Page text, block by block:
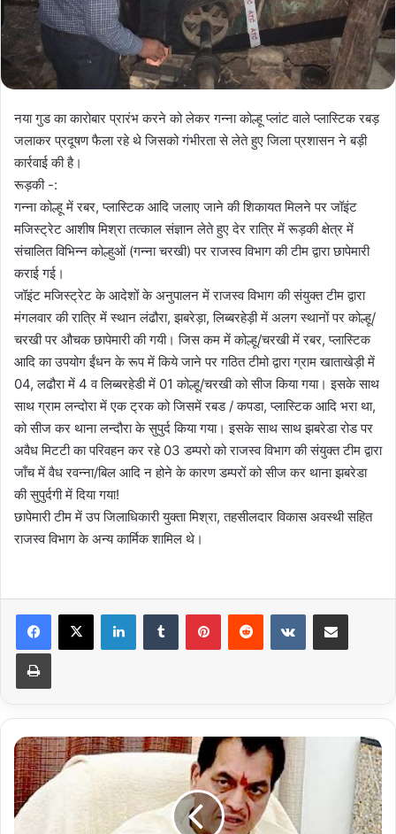
नया गुड का कारोबार प्रारंभ करने को लेकर गन्ना कोल्हू प्लांट वाले प्लास्टिक रबड़
जलाकर प्रदूषण फैला रहे थे जिसको गंभीरता से लेते हुए जिला प्रशासन ने बड़ी
कार्रवाई की है।
रूड़की -:
गन्ना कोल्हू में रबर, प्लास्टिक आदि जलाए जाने की शिकायत मिलने पर जॉइंट
मजिस्ट्रेट आशीष मिश्रा तत्काल संज्ञान लेते हुए देर रात्रि में रूड़की क्षेत्र में
संचालित विभिन्न कोल्हुओं (गन्ना चरखी) पर राजस्व विभाग की टीम द्वारा छापेमारी
कराई गई।
जॉइंट मजिस्ट्रेट के आदेशों के अनुपालन में राजस्व विभाग की संयुक्त टीम द्वारा
मंगलवार की रात्रि में स्थान लंढौरा, झबरेड़ा, लिब्बरहेड़ी में अलग स्थानों पर कोल्हू/
चरखी पर औचक छापेमारी की गयी। जिस कम में कोल्हू/चरखी में रबर, प्लास्टिक
आदि का उपयोग ईंधन के रूप में किये जाने पर गठित टीमो द्वारा ग्राम खाताखेड़ी में
04, लढौरा में 4 व लिब्बरहेडी में 01 कोल्हू/चरखी को सीज किया गया। इसके साथ
साथ ग्राम लन्दोरा में एक ट्रक को जिसमें रबड / कपडा, प्लास्टिक आदि भरा था,
को सीज कर थाना लन्दौरा के सुपुर्द किया गया। इसके साथ साथ झबरेडा रोड पर
अवैध मिटटी का परिवहन कर रहे 03 डम्परो को राजस्व विभाग की संयुक्त टीम द्वारा
जाँच में वैध रवन्ना/बिल आदि न होने के कारण डम्परों को सीज कर थाना झबरेडा
की सुपुर्दगी में दिया गया!
छापेमारी टीम में उप जिलाधिकारी युक्ता मिश्रा, तहसीलदार विकास अवस्थी सहित
राजस्व विभाग के अन्य कार्मिक शामिल थे।
LinkedInTumblr PinterestReddit VKontakteShare via Email
Print
(देहरादून)
राज्य
के
10
नगर